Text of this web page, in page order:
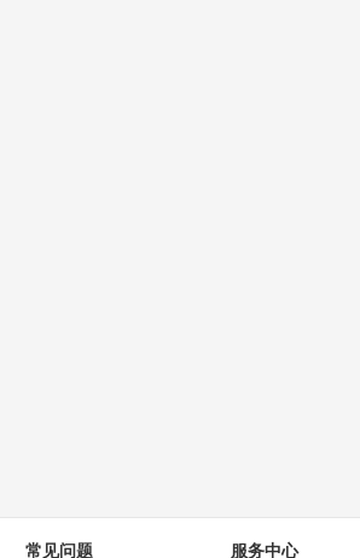
常见问题 服务中心